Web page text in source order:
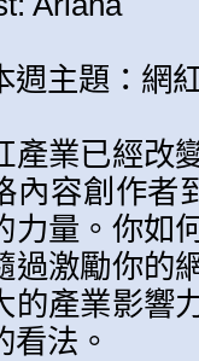
主題：網
產業已經改
內容創作者
力量。你如
過激勵你的
的產業影響
看法。